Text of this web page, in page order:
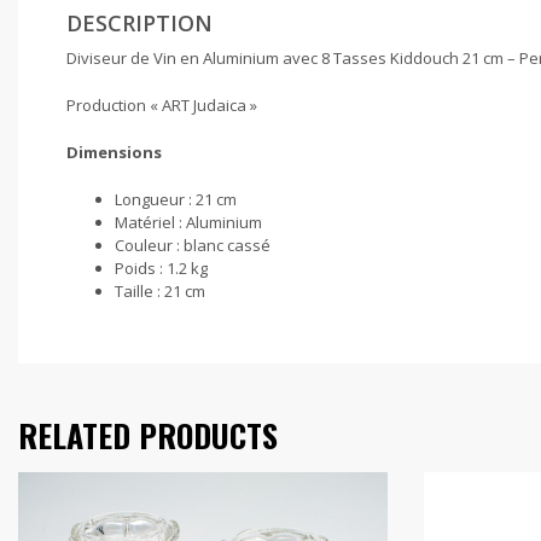
DESCRIPTION
Diviseur de Vin en Aluminium avec 8 Tasses Kiddouch 21 cm –
Production « ART Judaica »
Dimensions
Longueur : 21 cm
Matériel : Aluminium
Couleur : blanc cassé
Poids : 1.2 kg
Taille : 21 cm
RELATED PRODUCTS